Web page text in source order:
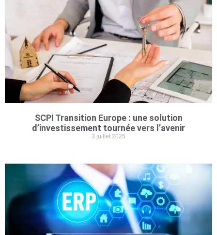
SCPI Transition Europe : une solution
d’investissement tournée vers l’avenir
3 juillet 2025